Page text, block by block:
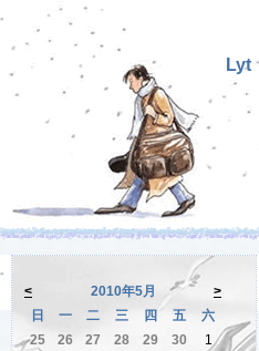
Lyt
< 2010年5月
>
日
一 二 三 四 五
六
25
26 27 28 29 30
1